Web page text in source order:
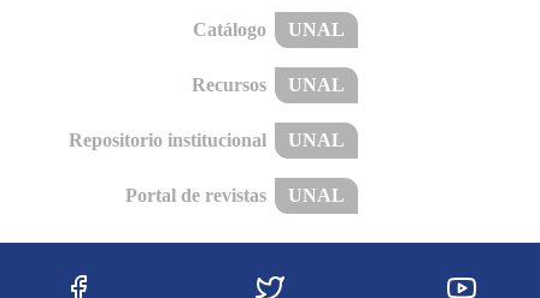
Catálogo UNAL
Recursos UNAL
Repositorio institucional UNAL
Portal de revistas UNAL